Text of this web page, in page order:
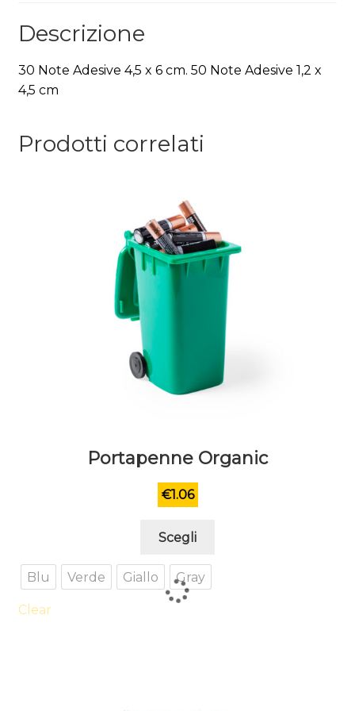
Descrizione
30 Note Adesive 4,5 x 6 cm. 50 Note Adesive 1,2 x
4,5 cm
Prodotti correlati
Portapenne Organic
€1.06
Scegli
Blu Verde Giallo Gray
Clear